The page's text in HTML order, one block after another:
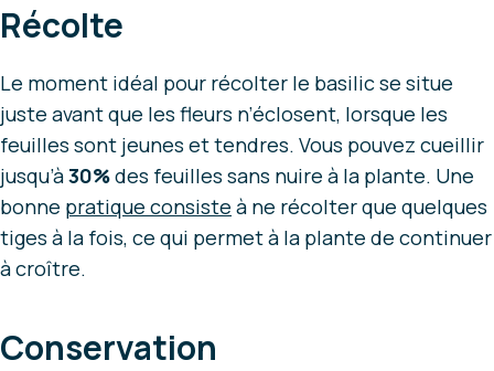
Récolte
Le moment idéal pour récolter le basilic se situe
juste avant que les fleurs n’éclosent, lorsque les
feuilles sont jeunes et tendres. Vous pouvez cueillir
jusqu’à30%des feuilles sans nuire à la plante. Une
bonne pratique consiste à ne récolter que quelques
tiges à la fois, ce qui permet à la plante de continuer
à croître.
Conservation